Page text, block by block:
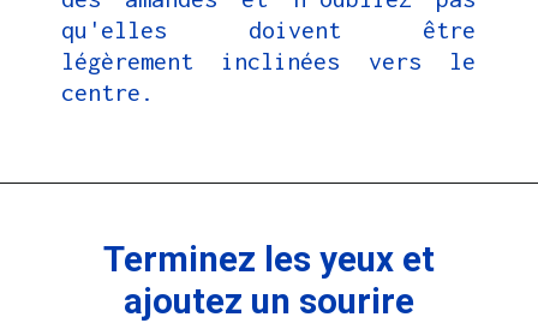
qu'elles doivent être
légèrement inclinées vers le
centre.
Terminez les yeux et
ajoutez un sourire